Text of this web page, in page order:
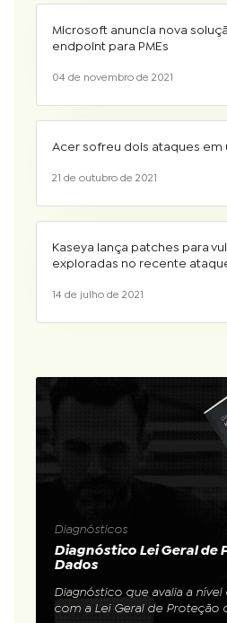
Microsoft anuncia nova
endpoint para PMEs
04 de novembro de 2021
Acer sofreu dois ataques em
21 de outubro de 2021
Kaseya lança patches para
exploradas no recente
14 de julho de 2021
Diagnósticos
Diagnóstico Lei Geral de
Dados
Diagnóstico que avalia a
com a Lei Geral de Proteção